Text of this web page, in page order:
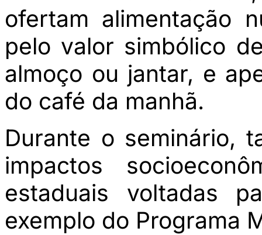
ofertam alimentação
pelo valor simbólico
almoço ou jantar, e
do café da manhã.
Durante o seminário,
impactos
estaduais voltadas
exemplo do Programa